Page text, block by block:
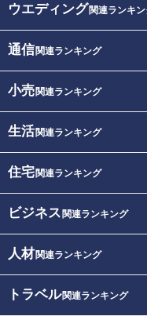
ウエディング関連ランキ
通信関連ランキング
小売関連ランキング
生活関連ランキング
住宅関連ランキング
ビジネス 関連ランキング
人材関連ランキング
トラベル関連ランキング